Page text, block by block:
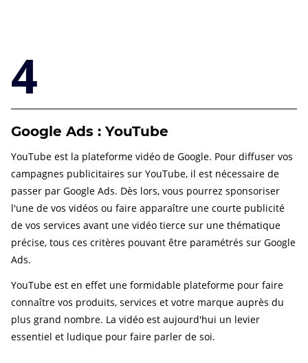
4
Google Ads : YouTube
YouTube est la plateforme vidéo de Google. Pour diffuser vos
campagnes publicitaires sur YouTube, il est nécessaire de
passer par Google Ads. Dès lors, vous pourrez sponsoriser
l'une de vos vidéos ou faire apparaître une courte publicité
de vos services avant une vidéo tierce sur une thématique
précise, tous ces critères pouvant être paramétrés sur Google
Ads.
YouTube est en effet une formidable plateforme pour faire
connaître vos produits, services et votre marque auprès du
plus grand nombre. La vidéo est aujourd'hui un levier
essentiel et ludique pour faire parler de soi.